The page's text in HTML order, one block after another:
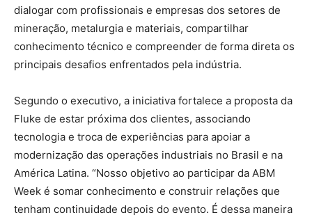
dialogar com profissionais e empresas dos setores de
mineração, metalurgia e materiais, compartilhar
conhecimento técnico e compreender de forma direta os
principais desafios enfrentados pela indústria.
Segundo o executivo, a iniciativa fortalece a proposta da
Fluke de estar próxima dos clientes, associando
tecnologia e troca de experiências para apoiar a
modernização das operações industriais no Brasil e na
América Latina. “Nosso objetivo ao participar da ABM
Week é somar conhecimento e construir relações que
tenham continuidade depois do evento. É dessa maneira